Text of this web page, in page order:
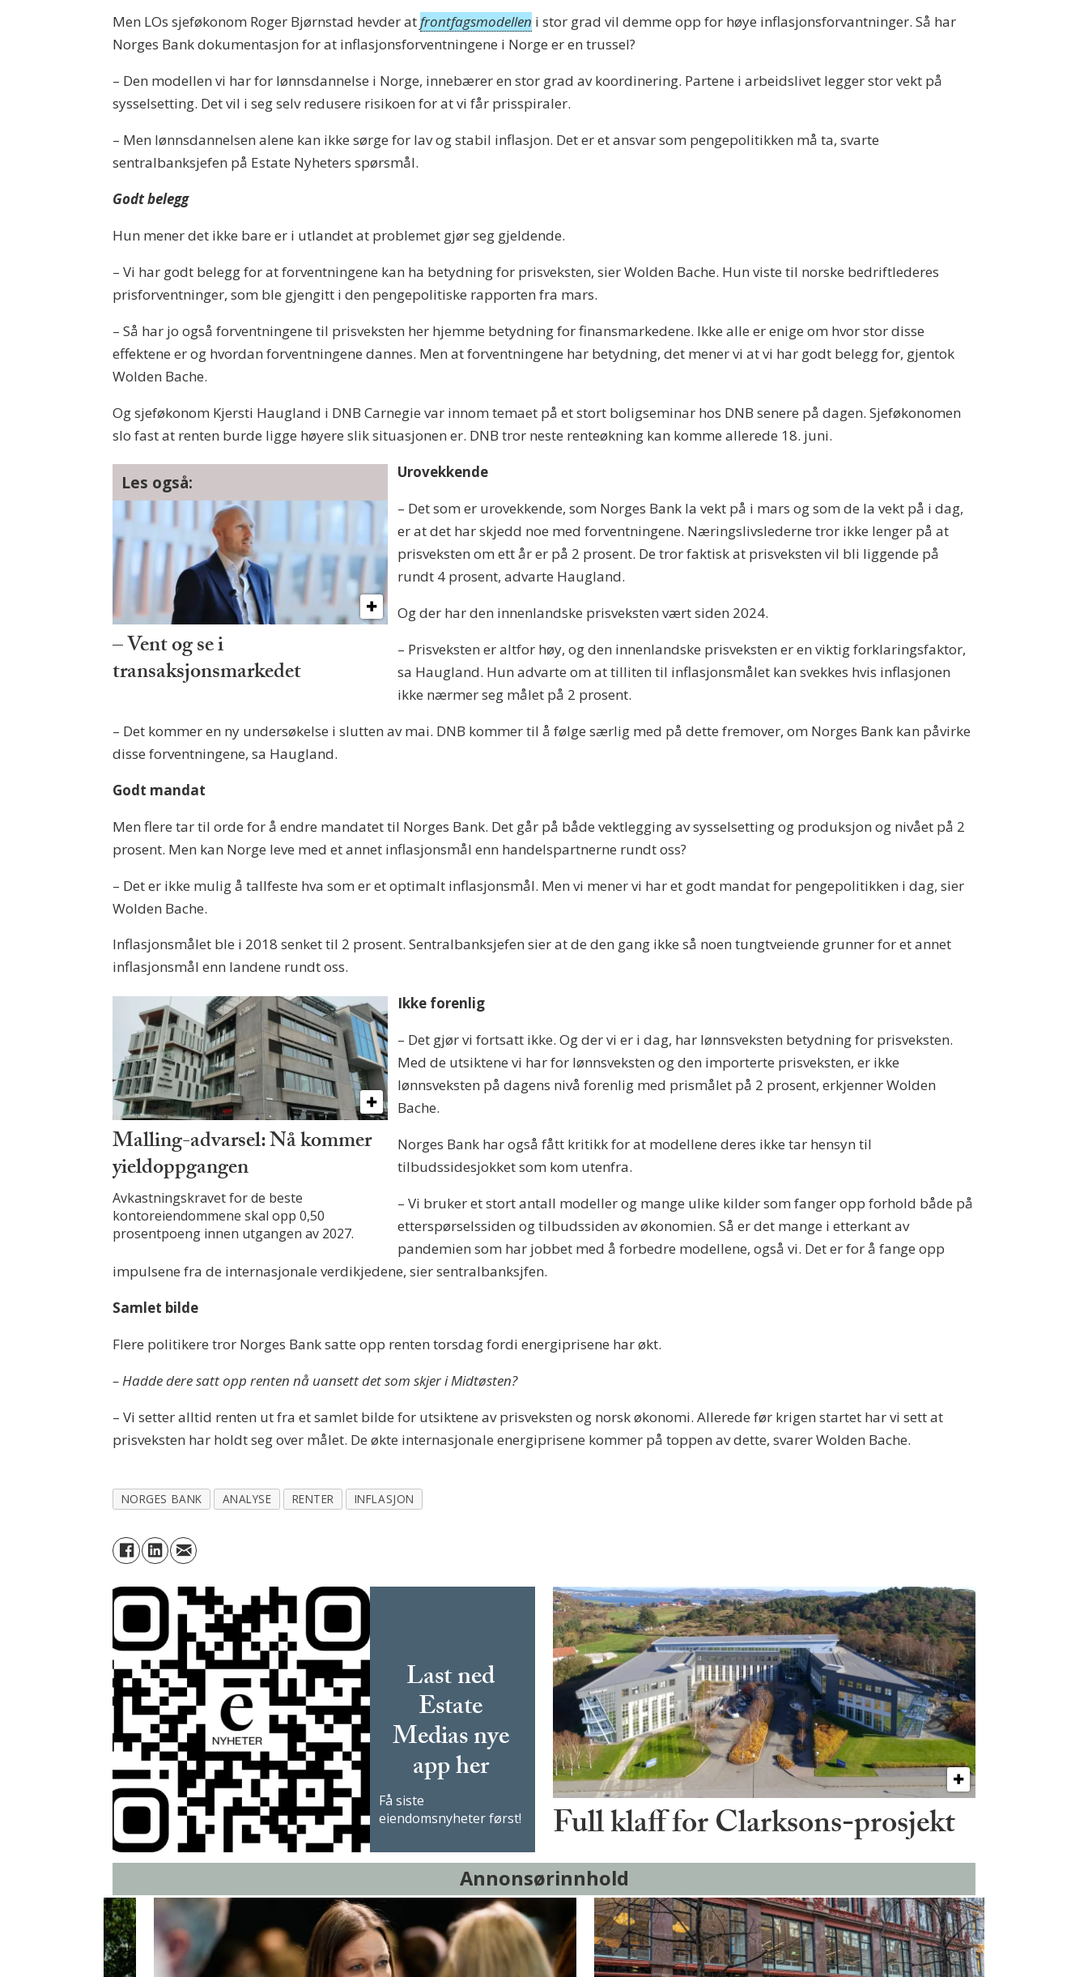
Men LOs sjeføkonom Roger Bjørnstad hevder atfrontfagsmodellen i stor grad vil demme opp for høye inflasjonsforvantninger. Så har
Norges Bank dokumentasjon for at inflasjonsforventningene i Norge er en trussel?
– Den modellen vi har for lønnsdannelse i Norge, innebærer en stor grad av koordinering. Partene i arbeidslivet legger stor vekt på
sysselsetting. Det vil i seg selv redusere risikoen for at vi får prisspiraler.
– Men lønnsdannelsen alene kan ikke sørge for lav og stabil inflasjon. Det er et ansvar som pengepolitikken må ta, svarte
sentralbanksjefen på Estate Nyheters spørsmål.
Godt belegg
Hun mener det ikke bare er i utlandet at problemet gjør seg gjeldende.
– Vi har godt belegg for at forventningene kan ha betydning for prisveksten, sier Wolden Bache. Hun viste til norske bedriftlederes
prisforventninger, som ble gjengitt i den pengepolitiske rapporten fra mars.
– Så har jo også forventningene til prisveksten her hjemme betydning for finansmarkedene. Ikke alle er enige om hvor stor disse
effektene er og hvordan forventningene dannes. Men at forventningene har betydning, det mener vi at vi har godt belegg for, gjentok
Wolden Bache.
Og sjeføkonom Kjersti Haugland i DNB Carnegie var innom temaet på et stort boligseminar hos DNB senere på dagen. Sjeføkonomen
slo fast at renten burde ligge høyere slik situasjonen er. DNB tror neste renteøkning kan komme allerede 18. juni.
Les også:
– Vent og se i
transaksjonsmarkedet
Urovekkende
– Det som er urovekkende, som Norges Bank la vekt på i mars og som de la vekt på i dag,
er at det har skjedd noe med forventningene. Næringslivslederne tror ikke lenger på at
prisveksten om ett år er på 2 prosent. De tror faktisk at prisveksten vil bli liggende på
rundt 4 prosent, advarte Haugland.
Og der har den innenlandske prisveksten vært siden 2024.
– Prisveksten er altfor høy, og den innenlandske prisveksten er en viktig forklaringsfaktor,
sa Haugland. Hun advarte om at tilliten til inflasjonsmålet kan svekkes hvis inflasjonen
ikke nærmer seg målet på 2 prosent.
– Det kommer en ny undersøkelse i slutten av mai. DNB kommer til å følge særlig med på dette fremover, om Norges Bank kan påvirke
disse forventningene, sa Haugland.
Godt mandat
Men flere tar til orde for å endre mandatet til Norges Bank. Det går på både vektlegging av sysselsetting og produksjon og nivået på 2
prosent. Men kan Norge leve med et annet inflasjonsmål enn handelspartnerne rundt oss?
– Det er ikke mulig å tallfeste hva som er et optimalt inflasjonsmål. Men vi mener vi har et godt mandat for pengepolitikken i dag, sier
Wolden Bache.
Inflasjonsmålet ble i 2018 senket til 2 prosent. Sentralbanksjefen sier at de den gang ikke så noen tungtveiende grunner for et annet
inflasjonsmål enn landene rundt oss.
Malling-advarsel: Nå kommer
yieldoppgangen
Avkastningskravet for de beste
kontoreiendommene skal opp 0,50
prosentpoeng innen utgangen av 2027.
Ikke forenlig
– Det gjør vi fortsatt ikke. Og der vi er i dag, har lønnsveksten betydning for prisveksten.
Med de utsiktene vi har for lønnsveksten og den importerte prisveksten, er ikke
lønnsveksten på dagens nivå forenlig med prismålet på 2 prosent, erkjenner Wolden
Bache.
Norges Bank har også fått kritikk for at modellene deres ikke tar hensyn til
tilbudssidesjokket som kom utenfra.
– Vi bruker et stort antall modeller og mange ulike kilder som fanger opp forhold både på
etterspørselssiden og tilbudssiden av økonomien. Så er det mange i etterkant av
pandemien som har jobbet med å forbedre modellene, også vi. Det er for å fange opp
impulsene fra de internasjonale verdikjedene, sier sentralbanksjfen.
Samlet bilde
Flere politikere tror Norges Bank satte opp renten torsdag fordi energiprisene har økt.
– Hadde dere satt opp renten nå uansett det som skjer i Midtøsten?
– Vi setter alltid renten ut fra et samlet bilde for utsiktene av prisveksten og norsk økonomi. Allerede før krigen startet har vi sett at
prisveksten har holdt seg over målet. De økte internasjonale energiprisene kommer på toppen av dette, svarer Wolden Bache.
NORGES BANK ANALYSE RENTER INFLASJON
Last ned
Estate
Medias nye
app her
Få siste
eiendomsnyheter først!
Full klaff for Clarksons-prosjekt
Annonsørinnhold